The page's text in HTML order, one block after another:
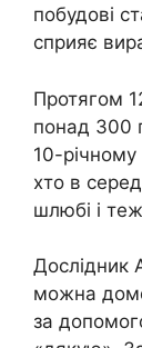
побудові
сприяє
Протягом
понад 300
10-річному
хто в
шлюбі і
Дослідник
можна
за